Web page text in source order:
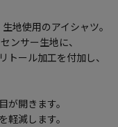
地使用のアイシャツ。
ンサー生地に、
ール加工を付加し、
開きます。
減します。